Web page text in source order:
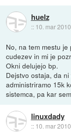
huelz
:: 10. mar
No, na tem mestu
cudezev in mi je
Okni delujejo bp.
Dejstvo ostaja, da
administriramo 15k
sistemca, pa kar
linuxdady
:: 10. mar